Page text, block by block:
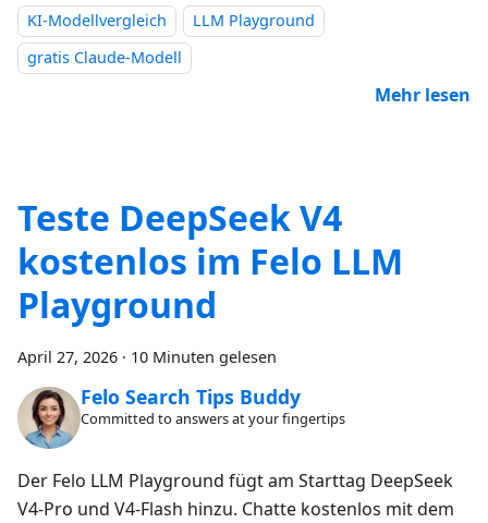
KI-Modellvergleich
LLM Playground
gratis Claude-Modell
Mehr lesen
Teste DeepSeek V4
kostenlos im Felo LLM
Playground
April 27, 2026 · 10 Minuten gelesen
Felo Search Tips Buddy
Committed to answers at your fingertips
Der Felo LLM Playground fügt am Starttag DeepSeek
V4-Pro und V4-Flash hinzu. Chatte kostenlos mit dem